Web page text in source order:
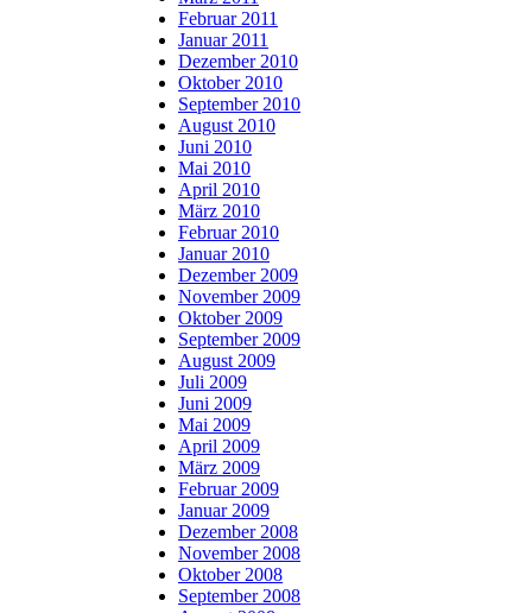
Februar 2011
Januar 2011
Dezember 2010
Oktober 2010
September 2010
August 2010
Juni 2010
Mai 2010
April 2010
März 2010
Februar 2010
Januar 2010
Dezember 2009
November 2009
Oktober 2009
September 2009
August 2009
Juli 2009
Juni 2009
Mai 2009
April 2009
März 2009
Februar 2009
Januar 2009
Dezember 2008
November 2008
Oktober 2008
September 2008